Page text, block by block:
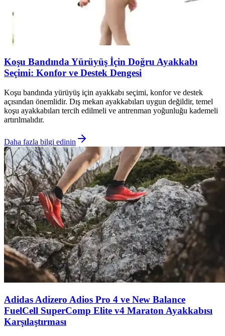
Koşu Bandında Yürüyüş İçin Doğru Ayakkabı
Seçimi: Konfor ve Destek Dengesi
Koşu bandında yürüyüş için ayakkabı seçimi, konfor ve destek
açısından önemlidir. Dış mekan ayakkabıları uygun değildir, temel
koşu ayakkabıları tercih edilmeli ve antrenman yoğunluğu kademeli
artırılmalıdır.
Daha fazla bilgi edinin
Adidas Adizero Adios Pro 4 ve New Balance
FuelCell SuperComp Elite v4 Maraton Ayakkabısı
Karşılaştırması